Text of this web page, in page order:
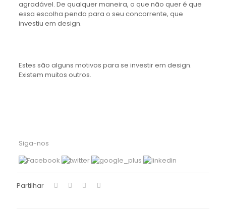
agradável. De qualquer maneira, o que não quer é que
essa escolha penda para o seu concorrente, que
investiu em design.
Estes são alguns motivos para se investir em design.
Existem muitos outros.
Siga-nos
Partilhar